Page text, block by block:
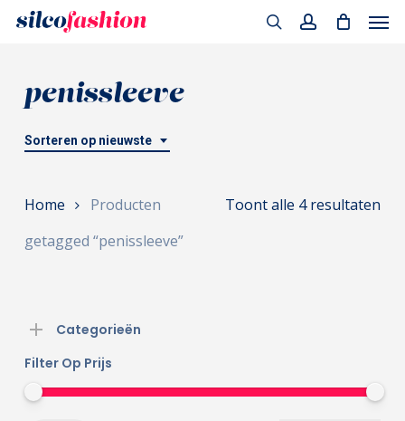
Skip
contentpenissleeve
Sorteren op nieuwste
Toont alle 4 resultaten
Home
Producten
getagged “penissleeve”
Categorieën
Filter Op Prijs